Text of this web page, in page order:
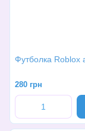
Футболка Roblox
280 грн